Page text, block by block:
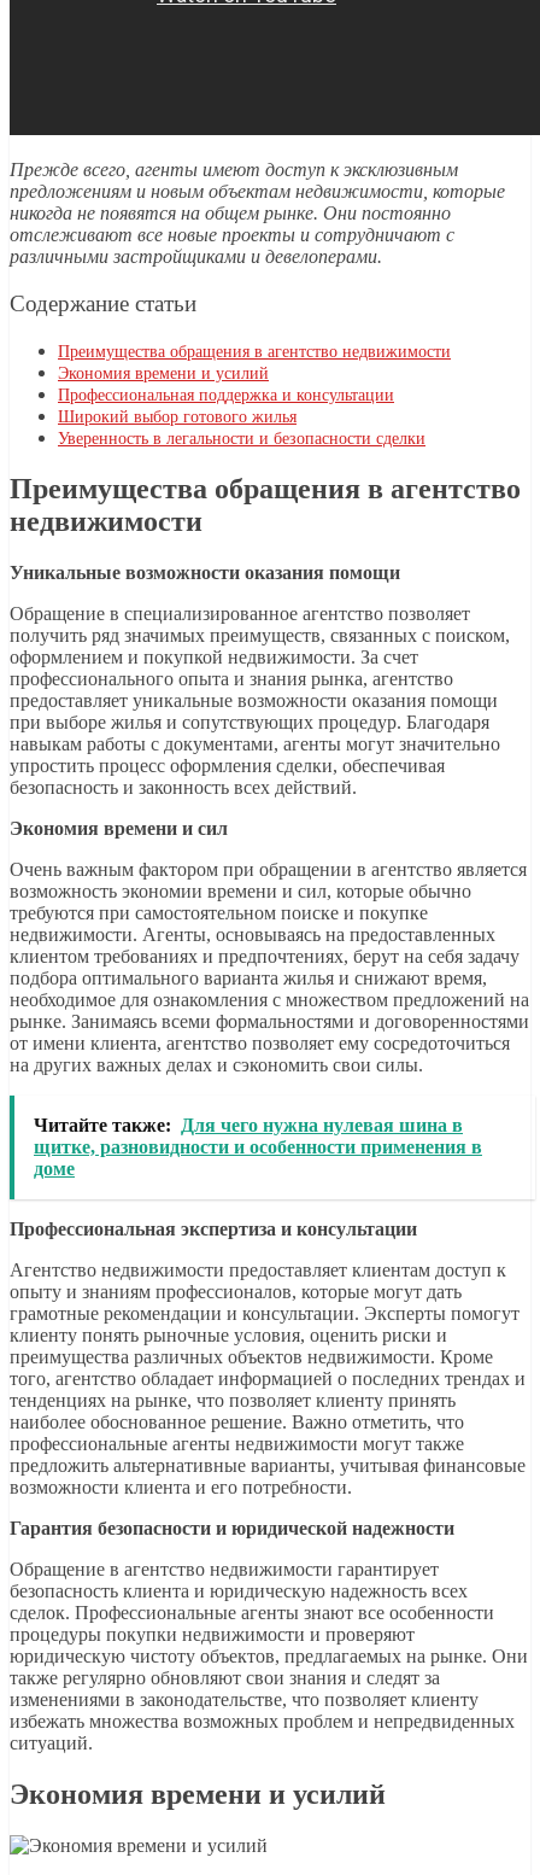
Прежде всего, агенты имеют доступ к эксклюзивным
предложениям и новым объектам недвижимости, которые
никогда не появятся на общем рынке. Они постоянно
отслеживают все новые проекты и сотрудничают с
различными застройщиками и девелоперами.
Содержание статьи
Преимущества обращения в агентство недвижимости
Экономия времени и усилий
Профессиональная поддержка и консультации
Широкий выбор готового жилья
Уверенность в легальности и безопасности сделки
Преимущества обращения в агентство
недвижимости
Уникальные возможности оказания помощи
Обращение в специализированное агентство позволяет
получить ряд значимых преимуществ, связанных с поиском,
оформлением и покупкой недвижимости. За счет
профессионального опыта и знания рынка, агентство
предоставляет уникальные возможности оказания помощи
при выборе жилья и сопутствующих процедур. Благодаря
навыкам работы с документами, агенты могут значительно
упростить процесс оформления сделки, обеспечивая
безопасность и законность всех действий.
Экономия времени и сил
Очень важным фактором при обращении в агентство является
возможность экономии времени и сил, которые обычно
требуются при самостоятельном поиске и покупке
недвижимости. Агенты, основываясь на предоставленных
клиентом требованиях и предпочтениях, берут на себя задачу
подбора оптимального варианта жилья и снижают время,
необходимое для ознакомления с множеством предложений на
рынке. Занимаясь всеми формальностями и договоренностями
от имени клиента, агентство позволяет ему сосредоточиться
на других важных делах и сэкономить свои силы.
Читайте также:
Для чего нужна нулевая шина в
щитке, разновидности и особенности применения в
доме
Профессиональная экспертиза и консультации
Агентство недвижимости предоставляет клиентам доступ к
опыту и знаниям профессионалов, которые могут дать
грамотные рекомендации и консультации. Эксперты помогут
клиенту понять рыночные условия, оценить риски и
преимущества различных объектов недвижимости. Кроме
того, агентство обладает информацией о последних трендах и
тенденциях на рынке, что позволяет клиенту принять
наиболее обоснованное решение. Важно отметить, что
профессиональные агенты недвижимости могут также
предложить альтернативные варианты, учитывая финансовые
возможности клиента и его потребности.
Гарантия безопасности и юридической надежности
Обращение в агентство недвижимости гарантирует
безопасность клиента и юридическую надежность всех
сделок. Профессиональные агенты знают все особенности
процедуры покупки недвижимости и проверяют
юридическую чистоту объектов, предлагаемых на рынке. Они
также регулярно обновляют свои знания и следят за
изменениями в законодательстве, что позволяет клиенту
избежать множества возможных проблем и непредвиденных
ситуаций.
Экономия времени и усилий